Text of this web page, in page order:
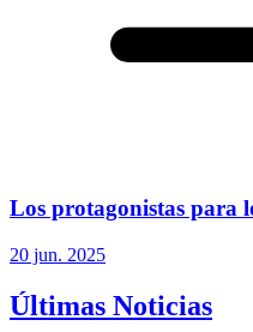
Los protagonistas para
20 jun. 2025
Últimas Noticias